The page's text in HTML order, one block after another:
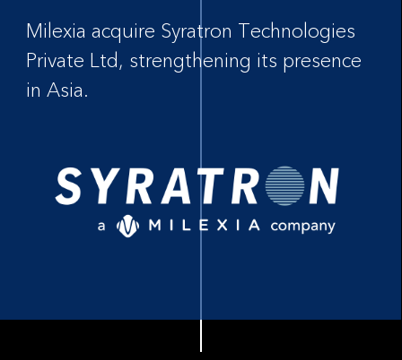
Milexia acquire Syratron Technologies
Private Ltd, strengthening its presence
in Asia.